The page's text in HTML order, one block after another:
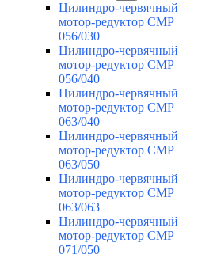
Цилиндро-червячный
мотор-редуктор CMP
056/030
Цилиндро-червячный
мотор-редуктор CMP
056/040
Цилиндро-червячный
мотор-редуктор CMP
063/040
Цилиндро-червячный
мотор-редуктор CMP
063/050
Цилиндро-червячный
мотор-редуктор CMP
063/063
Цилиндро-червячный
мотор-редуктор CMP
071/050